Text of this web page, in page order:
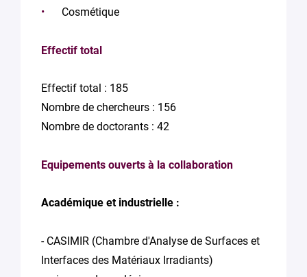
Cosmétique
Effectif total
Effectif total : 185
Nombre de chercheurs : 156
Nombre de doctorants : 42
Equipements ouverts à la collaboration
Académique et industrielle :
- CASIMIR (Chambre d'Analyse de Surfaces et
Interfaces des Matériaux Irradiants)